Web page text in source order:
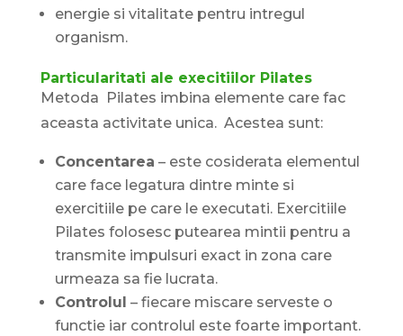
energie si vitalitate pentru intregul
organism.
Particularitati ale execitiilor Pilates
Metoda Pilates imbina elemente care fac
aceasta activitate unica. Acestea sunt:
Concentarea – este cosiderata elementul
care face legatura dintre minte si
exercitiile pe care le executati. Exercitiile
Pilates folosesc putearea mintii pentru a
transmite impulsuri exact in zona care
urmeaza sa fie lucrata.
Controlul – fiecare miscare serveste o
functie iar controlul este foarte important.